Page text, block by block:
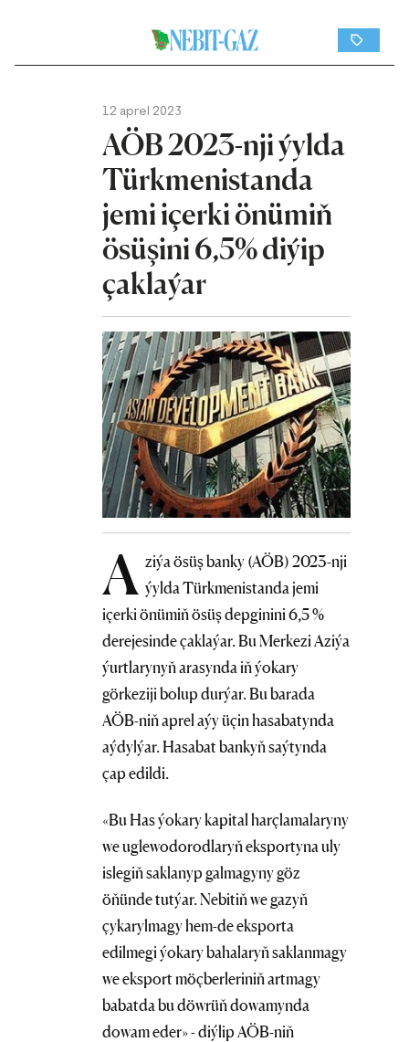
12 aprel 2023
AÖB 2023-nji ýylda
Türkmenistanda
jemi içerki önümiň
ösüşini 6,5% diýip
çaklaýar
A ziýa ösüş banky (AÖB) 2023-nji
ýylda Türkmenistanda jemi
içerki önümiň ösüş depginini 6,5 %
derejesinde çaklaýar. Bu Merkezi Aziýa
ýurtlarynyň arasynda iň ýokary
görkeziji bolup durýar. Bu barada
AÖB-niň aprel aýy üçin hasabatynda
aýdylýar. Hasabat bankyň saýtynda
çap edildi.
«Bu Has ýokary kapital harçlamalaryny
we uglewodorodlaryň eksportyna uly
islegiň saklanyp galmagyny göz
öňünde tutýar. Nebitiň we gazyň
çykarylmagy hem-de eksporta
edilmegi ýokary bahalaryň saklanmagy
we eksport möçberleriniň artmagy
babatda bu döwrüň dowamynda
dowam eder» - diýlip AÖB-niň